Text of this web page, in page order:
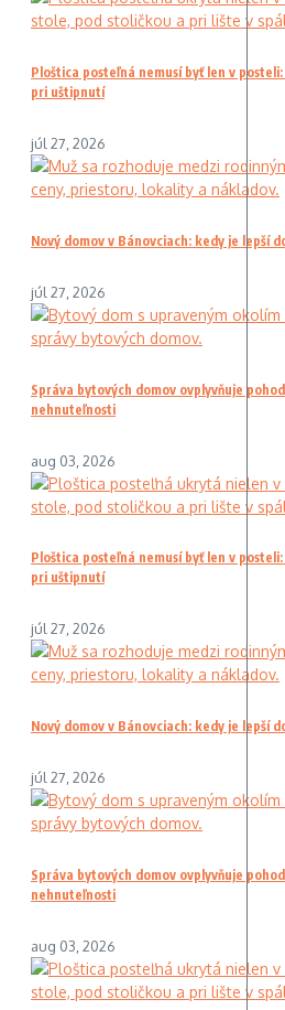
Ploštica posteľná nemusí byť len v
pri uštipnutí
júl 27, 2026
Nový domov v Bánovciach: kedy je lepší
júl 27, 2026
Správa bytových domov ovplyvňuje
nehnuteľnosti
aug 03, 2026
Ploštica posteľná nemusí byť len v
pri uštipnutí
júl 27, 2026
Nový domov v Bánovciach: kedy je lepší
júl 27, 2026
Správa bytových domov ovplyvňuje
nehnuteľnosti
aug 03, 2026